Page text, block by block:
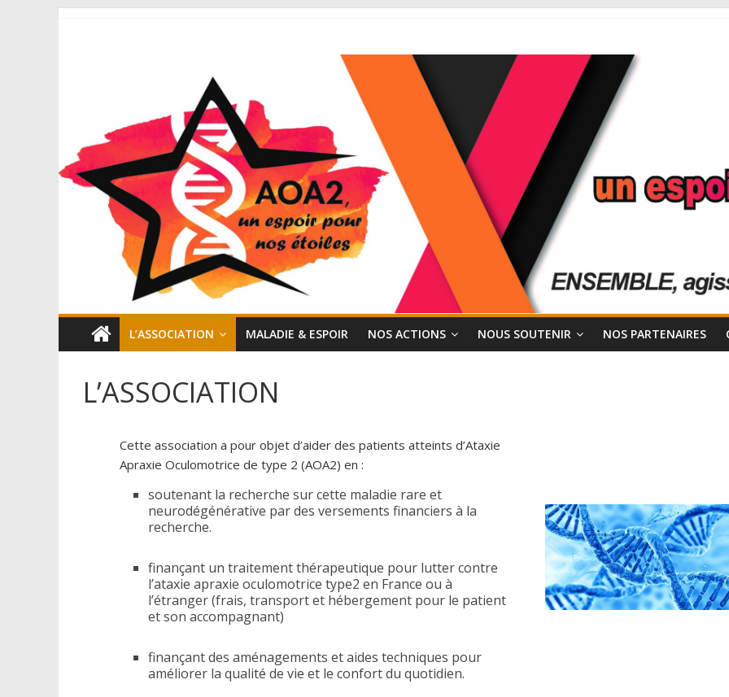
L’ASSOCIATION MALADIE & ESPOIR NOS ACTIONS NOUS SOUTENIR NOS PARTENAIRES
L’ASSOCIATION
Cette association a pour objet d’aider des patients atteints d’Ataxie
Apraxie Oculomotrice de type 2 (AOA2) en :
soutenant la recherche sur cette maladie rare et
neurodégénérative par des versements financiers à la
recherche.
finançant un traitement thérapeutique pour lutter contre
l’ataxie apraxie oculomotrice type2 en France ou à
l’étranger (frais, transport et hébergement pour le patient
et son accompagnant)
finançant des aménagements et aides techniques pour
améliorer la qualité de vie et le confort du quotidien.